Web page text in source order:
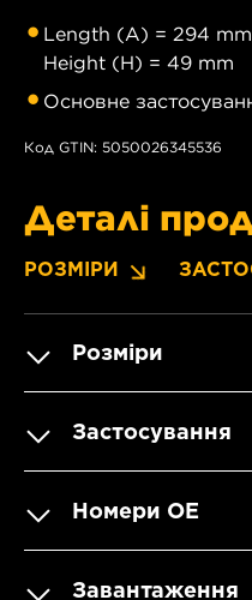
Length (A) = 294
Height (H) = 49 mm
Основне
Код GTIN: 5050026345536
Деталі
РОЗМІРИ
Розміри
Застосування
Номери OE
Завантаження